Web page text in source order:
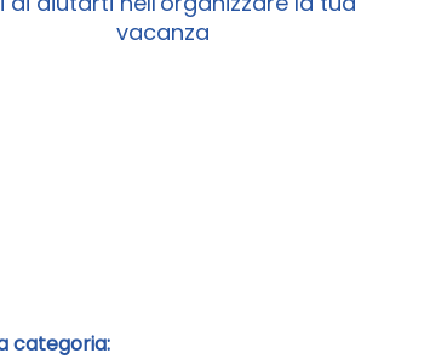
vacanza
categoria: